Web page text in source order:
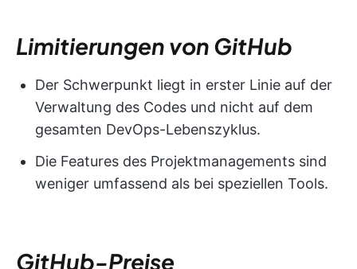
Limitierungen von GitHub
Der Schwerpunkt liegt in erster Linie auf der
Verwaltung des Codes und nicht auf dem
gesamten DevOps-Lebenszyklus.
Die Features des Projektmanagements sind
weniger umfassend als bei speziellen Tools.
GitHub-Preise